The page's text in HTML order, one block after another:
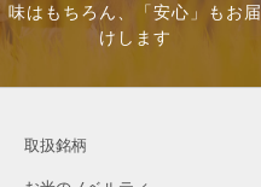
味はもちろん、「安心」もお届
けします
取扱銘柄